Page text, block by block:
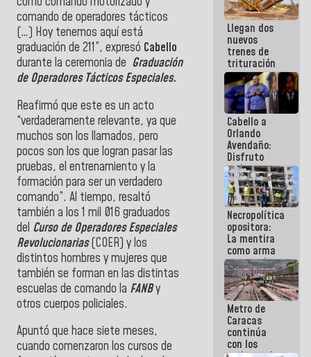
comando de operadores tácticos
(…) Hoy tenemos aquí está
graduación de 211”, expresó Cabello
durante la ceremonia de Graduación
de Operadores Tácticos Especiales.
Reafirmó que este es un acto
“verdaderamente relevante, ya que
muchos son los llamados, pero
pocos son los que logran pasar las
pruebas, el entrenamiento y la
formación para ser un verdadero
comando”. Al tiempo, resaltó
también a los 1 mil 016 graduados
del Curso de Operadores Especiales
Revolucionarias(COER) y los
distintos hombres y mujeres que
también se forman en las distintas
escuelas de comando la FANBy
otros cuerpos policiales.
Apuntó que hace siete meses,
cuando comenzaron los cursos de
Llegan dos
nuevos
trenes de
trituración
para
optimizar
manejo de
escombros
en La Guaira
Cabello a
Orlando
Avendaño:
Disfruto
cada vez
que escribes
porque lo
que haces
es
embarrarla
Necropolítica
opositora:
La mentira
como arma
contra el
Pueblo
Metro de
Caracas
continúa
con los